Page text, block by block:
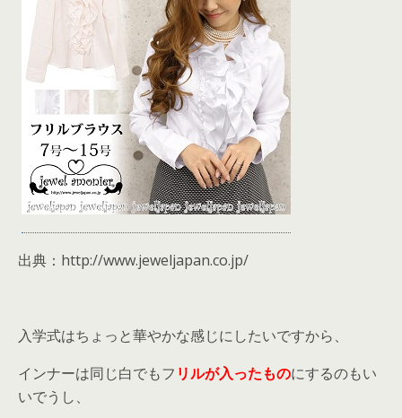
出典：http://www.jeweljapan.co.jp/
入学式はちょっと華やかな感じにしたいですから、
インナーは同じ白でもフ リルが入ったものにするのもい
いでうし、